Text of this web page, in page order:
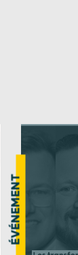
ÉVÉNEMENT